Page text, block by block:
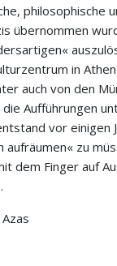
philosophische
übernommen
in
auch von den
Aufführungen
vor einigen
zu
dem Finger auf